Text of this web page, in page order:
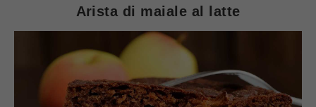
Arista di maiale al latte